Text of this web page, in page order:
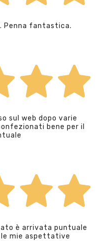
Penna fantastica.
sul web dopo varie
bene per il
è arrivata puntuale
mie aspettative